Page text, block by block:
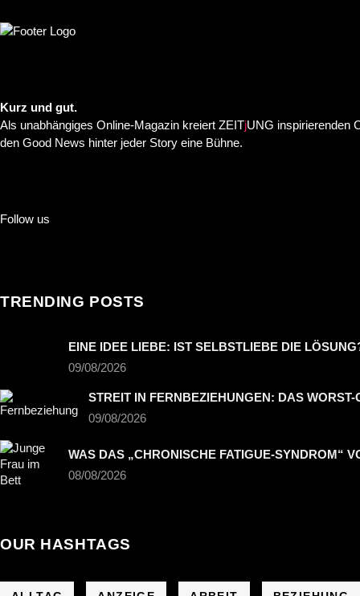
Kurz und gut.
Als unabhängiges Online-Magazin kreiert ZEITjUNG inspirierenden
den Good News hinter jeder Story eine Bühne.
Follow us
TRENDING POSTS
EINE IDEE LIEBE: IST SELBSTLIEBE DIE
09/08/2026
STREIT IN FERNBEZIEHUNGEN: DAS
09/08/2026
WAS DAS „CHRONISCHE FATIGUE-SYNDROM“
08/08/2026
OUR HASHTAGS